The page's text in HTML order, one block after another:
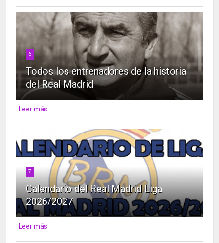
6
Todos los entrenadores de la historia
del Real Madrid
Leer más
7
Calendario del Real Madrid Liga
2026/2027
Leer más